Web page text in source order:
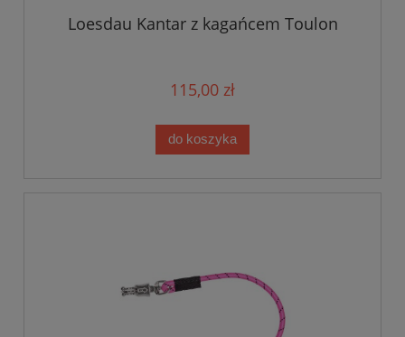
Loesdau Kantar z kagańcem Toulon
115,00 zł
do koszyka